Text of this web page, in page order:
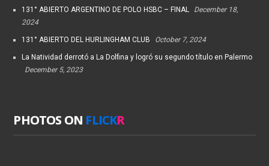
131° ABIERTO ARGENTINO DE POLO HSBC – FINAL
December 18,
2024
131° ABIERTO DEL HURLINGHAM CLUB October 7, 2024
La Natividad derrotó a La Dolfina y logró su segundo título en Palermo
December 5, 2023
PHOTOS ON FLICKR